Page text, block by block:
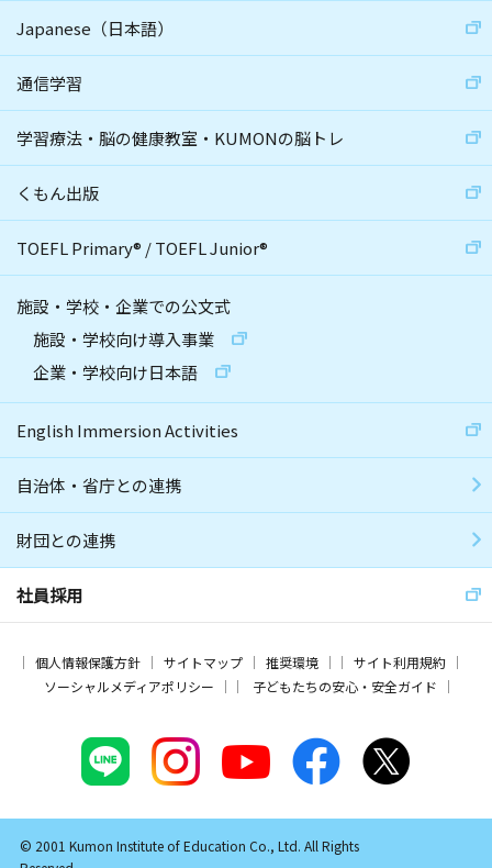
Japanese（日本語）
通信学習
学習療法・脳の健康教室・KUMONの脳トレ
くもん出版
TOEFL Primary® /TOEFL Junior®
施設・学校・企業での公文式
施設・学校向け導入事業
企業・学校向け日本語
English Immersion Activities
自治体・省庁との連携
財団との連携
社員採用
個人情報保護方針 サイトマップ 推奨環境
サイト利用規約
ソーシャルメディアポリシー
子どもたちの安心・安全ガイド
© 2001 Kumon Institute of Education Co., Ltd. All Rights